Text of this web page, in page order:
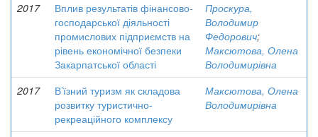
2017
Вплив результатів фінансово-
господарської діяльності
промислових підприємств на
рівень економічної безпеки
Закарпатської області
Проскура,
Володимир
Федорович;
Максютова, Олена
Володимирівна
2017
В’їзний туризм як складова
розвитку туристично-
рекреаційного комплексу
Максютова, Олена
Володимирівна